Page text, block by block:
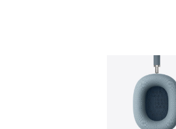
图库